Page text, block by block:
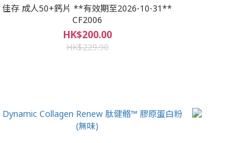
佳存 成人50+鈣片 **有效期至2026-10-31**
CF2006
HK$200.00
HK$229.90